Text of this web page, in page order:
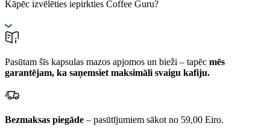
Kāpēc izvēlēties iepirkties Coffee Guru?
Pasūtam šīs kapsulas mazos apjomos un bieži – tapēc mēs
garantējam, ka saņemsiet maksimāli svaigu kafiju.
Bezmaksas piegāde – pasūtījumiem sākot no 59,00 Eiro.